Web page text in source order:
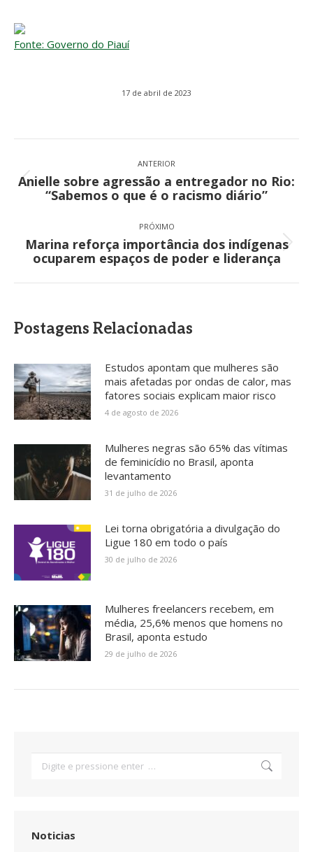
Fonte: Governo do Piauí
17 de abril de 2023
de
post:
ANTERIOR
Post
anterior:
Anielle sobre agressão a entregador no Rio:
“Sabemos o que é o racismo diário”
PRÓXIMO
Próximo
post:
Marina reforça importância dos indígenas
ocuparem espaços de poder e liderança
Postagens Relacionadas
Estudos apontam que mulheres são
mais afetadas por ondas de calor, mas
fatores sociais explicam maior risco
4 de agosto de 2026
Mulheres negras são 65% das vítimas
de feminicídio no Brasil, aponta
levantamento
31 de julho de 2026
Lei torna obrigatória a divulgação do
Ligue 180 em todo o país
30 de julho de 2026
Mulheres freelancers recebem, em
média, 25,6% menos que homens no
Brasil, aponta estudo
29 de julho de 2026
Noticias